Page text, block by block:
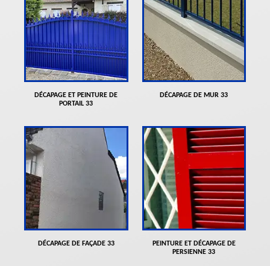
DÉCAPAGE ET PEINTURE DE
PORTAIL 33
DÉCAPAGE DE MUR 33
DÉCAPAGE DE FAÇADE 33
PEINTURE ET DÉCAPAGE DE
PERSIENNE 33